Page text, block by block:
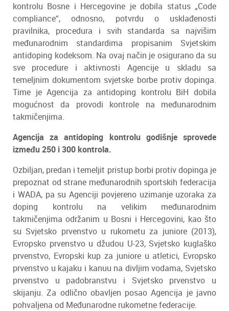
kontrolu Bosne i Hercegovine je dobila status „Code
compliance“, odnosno, potvrdu o usklađenosti
pravilnika, procedura i svih standarda sa najvišim
međunarodnim standardima propisanim Svjetskim
antidoping kodeksom. Na ovaj način je osigurano da su
sve procedure i aktivnosti Agencije u skladu sa
temeljnim dokumentom svjetske borbe protiv dopinga.
Time je Agencija za antidoping kontrolu BiH dobila
mogućnost da provodi kontrole na međunarodnim
takmičenjima.
Agencija za antidoping kontrolu godišnje sprovede
između 250 i 300 kontrola.
Ozbiljan, predan i temeljit pristup borbi protiv dopinga je
prepoznat od strane međunarodnih sportskih federacija
i WADA, pa su Agenciji povjereno uzimanje uzoraka za
doping kontrolu na velikim međunarodnim
takmičenjima održanim u Bosni i Hercegovini, kao što
su Svjetsko prvenstvo u rukometu za juniore (2013),
Evropsko prvenstvo u džudou U-23, Svjetsko kuglaško
prvenstvo, Evropski kup za juniore u atletici, Evropsko
prvenstvo u kajaku i kanuu na divljim vodama, Svjetsko
prvenstvo u padobranstvu i Svjetsko prvenstvo u
skijanju. Za odlično obavljen posao Agencija je javno
pohvaljena od Međunarodne rukometne federacije.